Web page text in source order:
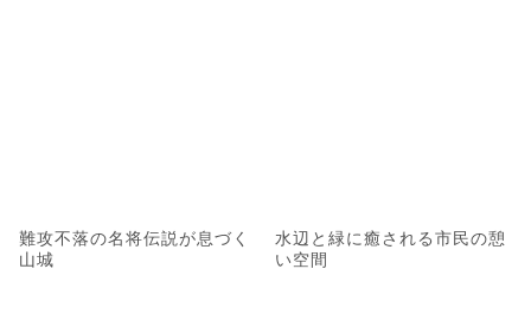
難攻不落の名将伝説が息づく
山城
水辺と緑に癒される市民の憩
い空間